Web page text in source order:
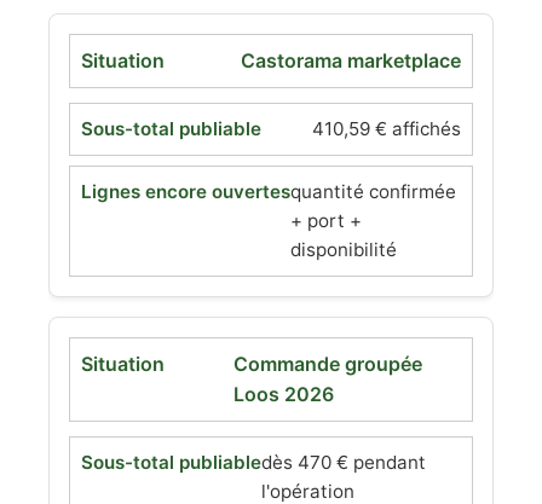
Castorama marketplace
410,59 € affichés
quantité confirmée
+ port +
disponibilité
Commande groupée
Loos 2026
dès 470 € pendant
l'opération